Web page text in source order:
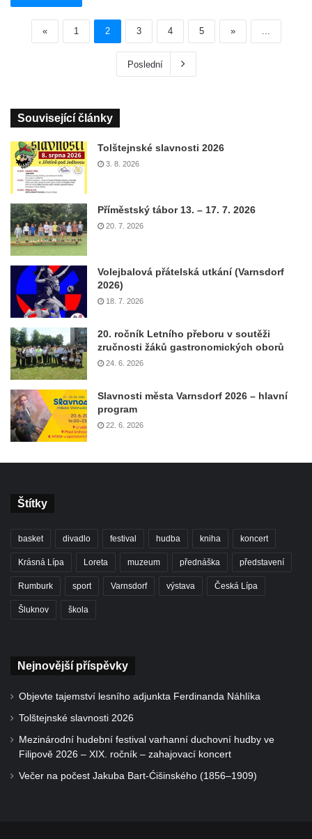
« 1 2 3 4 5 »
Poslední
Související články
Tolštejnské slavnosti 2026
3. 8. 2026
Příměstský tábor 13. – 17. 7. 2026
20. 7. 2026
Volejbalová přátelská utkání (Varnsdorf
2026)
18. 7. 2026
20. ročník Letního přeboru v soutěži
zručnosti žáků gastronomických oborů
24. 6. 2026
Slavnosti města Varnsdorf 2026 – hlavní
program
22. 6. 2026
Štítky
basket divadlo festival hudba kniha koncert
Krásná Lípa Loreta muzeum přednáška představení
Rumburk sport Varnsdorf výstava Česká Lípa
Šluknov škola
Nejnovější příspěvky
Objevte tajemství lesního adjunkta Ferdinanda Náhlíka
Tolštejnské slavnosti 2026
Mezinárodní hudební festival varhanní duchovní hudby ve
Filipově 2026 – XIX. ročník – zahajovací koncert
Večer na počest Jakuba Bart-Ćišinského (1856–1909)